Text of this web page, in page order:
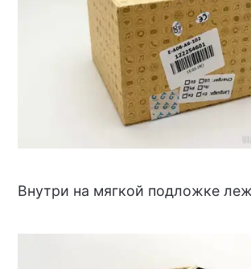
Внутри на мягкой подложке